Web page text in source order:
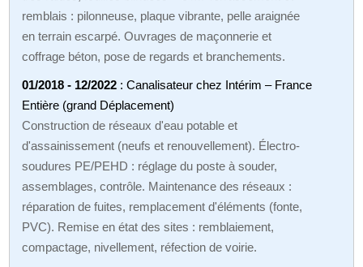
remblais : pilonneuse, plaque vibrante, pelle araignée
en terrain escarpé. Ouvrages de maçonnerie et
coffrage béton, pose de regards et branchements.
01/2018 - 12/2022 : Canalisateur chez Intérim – France
Entière (grand Déplacement)
Construction de réseaux d'eau potable et
d'assainissement (neufs et renouvellement). Électro-
soudures PE/PEHD : réglage du poste à souder,
assemblages, contrôle. Maintenance des réseaux :
réparation de fuites, remplacement d'éléments (fonte,
PVC). Remise en état des sites : remblaiement,
compactage, nivellement, réfection de voirie.